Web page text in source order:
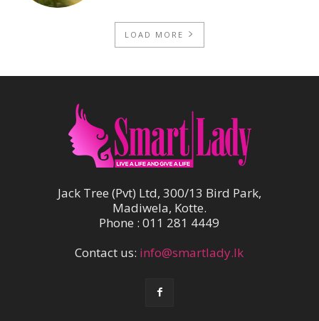
LOAD MORE
Jack Tree (Pvt) Ltd, 300/13 Bird Park,
Madiwela, Kotte.
Phone : 011 281 4449
Contact us: info@smartlady.lk